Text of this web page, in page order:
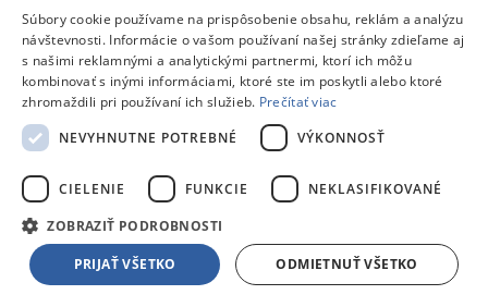
Sušienky a chrumky
KIDDYLICIOUS Želé cukríky ovocné jahoda, jablko a tekvica 64g
Doprava zdarma
Dostupný
6,00 € s DPH
Pridať do košíka
Porovnať
Súbory cookie používame na prispôsobenie obsahu, reklám a analýzu
návštevnosti. Informácie o vašom používaní našej stránky zdieľame aj
s našimi reklamnými a analytickými partnermi, ktorí ich môžu
kombinovať s inými informáciami, ktoré ste im poskytli alebo ktoré
zhromaždili pri používaní ich služieb. Prečítať viac
NEVYHNUTNE POTREBNÉ
VÝKONNOSŤ
CIELENIE FUNKCIE NEKLASIFIKOVANÉ
ZOBRAZIŤ PODROBNOSTI
PRIJAŤ VŠETKO ODMIETNUŤ VŠETKO